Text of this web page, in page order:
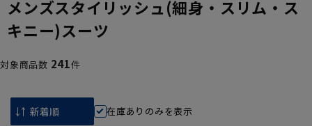
メンズスタイリッシュ(細身・スリム・ス
キニー)スーツ
対象商品数 241件
在庫ありのみを表示